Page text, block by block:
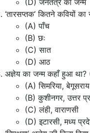
‘तारसप्तक’ कितने कवियों
(A) पाँच
(B) छः
(C) सात
(D) आठ
अज्ञेय का जन्म कहाँ हुआ था?
(A) सिमरिया, बेगूसराय
(B) कुशीनगर, उत्तर
(C) लंही, वाराणसी
(D) इटारसी, मध्य